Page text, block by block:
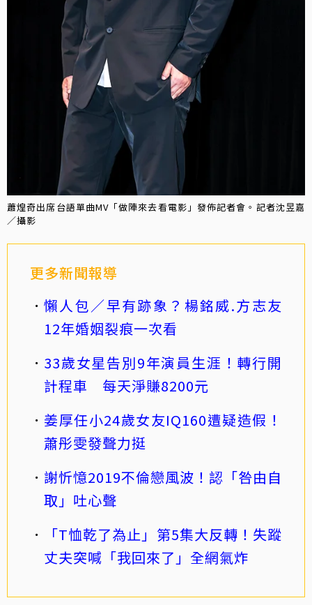
蕭煌奇出席台語單曲MV「做陣來去看電影」發佈記者會。記者沈昱嘉
／攝影
更多新聞報導
懶人包／早有跡象？楊銘威.方志友
12年婚姻裂痕一次看
33歲女星告別9年演員生涯！轉行開
計程車 每天淨賺8200元
姜厚任小24歲女友IQ160遭疑造假！
蕭彤雯發聲力挺
謝忻憶2019不倫戀風波！認「咎由自
取」吐心聲
「T恤乾了為止」第5集大反轉！失蹤
丈夫突喊「我回來了」全網氣炸